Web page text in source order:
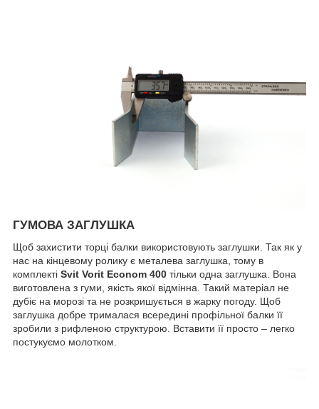
ГУМОВА ЗАГЛУШКА
Щоб захистити торці балки використовують заглушки. Так як у
нас на кінцевому ролику є металева заглушка, тому в
комплекті Svit Vorit Econom 400 тільки одна заглушка. Вона
виготовлена з гуми, якість якої відмінна. Такий матеріал не
дубіє на морозі та не розкришується в жарку погоду. Щоб
заглушка добре трималася всередині профільної балки її
зробили з рифленою структурою. Вставити її просто – легко
постукуємо молотком.